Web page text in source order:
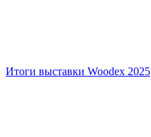
Итоги выставки Woodex 2025